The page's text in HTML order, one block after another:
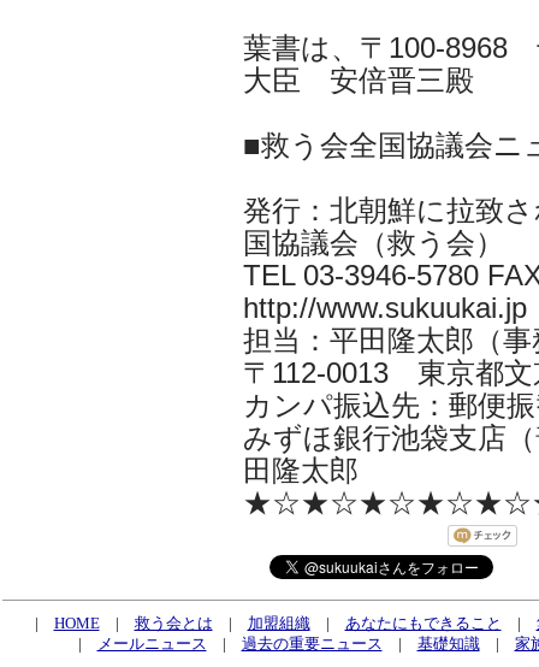
葉書は、〒100-8968
大臣 安倍晋三殿
■救う会全国協議会ニ
発行：北朝鮮に拉致
国協議会（救う会）
TEL 03-3946-5780
http://www.sukuukai.jp
担当：平田隆太郎（
〒112-0013 東京都文
カンパ振込先：郵便
みずほ銀行池袋支店
田隆太郎
| HOME| 救う会とは | 加盟組織| あなたにもできること |
|
メールニュース | 過去の重要ニュース | 基礎知識| 家